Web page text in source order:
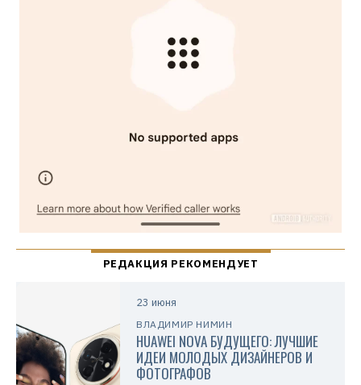
23 июня
ВЛАДИМИР НИМИН
HUAWEI NOVA БУДУЩЕГО: ЛУЧШИЕ
ИДЕИ МОЛОДЫХ ДИЗАЙНЕРОВ И
ФОТОГРАФОВ